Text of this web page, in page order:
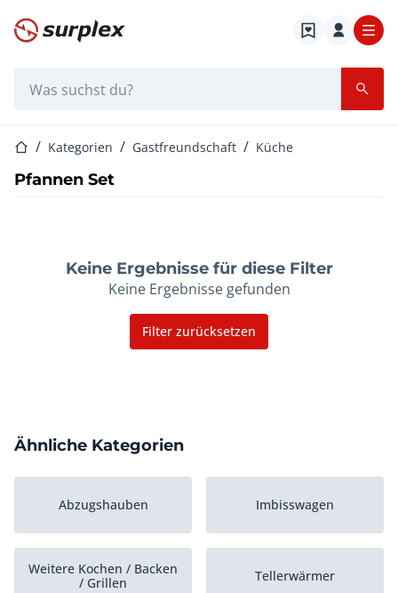
Startseite
StartseiteKategorien Gastfreundschaft Küche
Pfannen Set
Keine Ergebnisse für diese Filter
Keine Ergebnisse gefunden
Filter zurücksetzen
Ähnliche Kategorien
Abzugshauben Imbisswagen
Weitere Kochen / Backen
/ Grillen
Tellerwärmer